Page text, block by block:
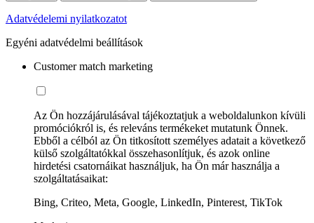
Adatvédelemi nyilatkozatot
Egyéni adatvédelmi beállítások
Customer match marketing
Az Ön hozzájárulásával tájékoztatjuk a weboldalunkon kívüli
promóciókról is, és releváns termékeket mutatunk Önnek.
Ebből a célból az Ön titkosított személyes adatait a következő
külső szolgáltatókkal összehasonlítjuk, és azok online
hirdetési csatornáikat használjuk, ha Ön már használja a
szolgáltatásaikat:
Bing, Criteo, Meta, Google, LinkedIn, Pinterest, TikTok